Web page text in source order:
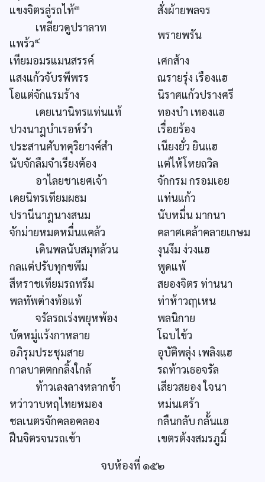
แขงจิตรลู่รถไท้๓
สั่งผ้ายพลจร
เหลียวดูปราลาท
แพร้ว๔
พรายพรัน
เทียมอมรแมนสรรค์
เศกส้าง
แสงแก้วจับรพีพรร
ณรายรุ่ง เรืองแฮ
โอแต่จักแรมร้าง
นิราศแก้วปรางศรี
เคยเนานิทรแท่นแท้
ทองบำ เทองแฮ
ปวงนาฎบำเรอห์รำ
เรื่อยร้อง
ประสานศับทดุริยางค์สำ
เนียงยั่ว ยินแฮ
นับจักลืมจำเรียงต้อง
แต่ไห้โหยถวิล
อาไลยชาเยศเจ้า
จักกรม กรอมเอย
เคยนิทรเทียมผธม
แท่นแก้ว
ปรานีนาฎนางสนม
นับหมื่น มากนา
จักม่ายหมดหมื่นแคล้ว
คลาศเคล้าคลายเกษม
เดินพลนับสมุทล้วน
งุนงึม ง่วงแฮ
กลแต่ปรับทุกขพึม
พูดแพ้
สีหราชเทียมรถทรึม
สยองจิตร ท่านนา
พลทัพต่างท้อแท้
ท่าห้าวฤๅเหน
จรัลรถเร่งพยุหพ้อง
พลนิกาย
บัดหมู่แร้งกาหลาย
โฉบไข้ว
อภิรุมประชุมสาย
อุบัติพลุ่ง เพลิงแฮ
กาลบาตตกกลิ้งใกล้
รถท้าวเธอจรัล
ท้าวเลงลางหลากช้ำ
เสียวสยอง ใจนา
หว่าวาบหฤไทยหมอง
หม่นเศร้า
ชลเนตรจักคลอคลอง
กลืนกลับ กลั้นแฮ
ฝืนจิตรจนรถเข้า
เขตรต้งงสมรภูมิ์
จบห้องที่ ๑๕๒